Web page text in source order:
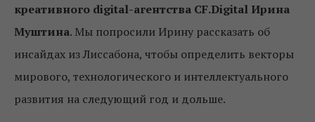
креативного digital-агентства CF.Digital Ирина
Муштина. Мы попросили Ирину рассказать об
инсайдах из Лиссабона, чтобы определить векторы
мирового, технологического и интеллектуального
развития на следующий год и дольше.